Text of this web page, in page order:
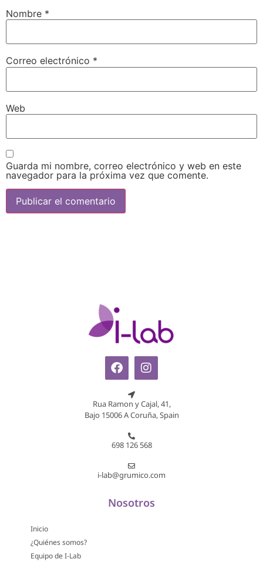
Nombre *
Correo electrónico *
Web
Guarda mi nombre, correo electrónico y web en este
navegador para la próxima vez que comente.
Rua Ramon y Cajal, 41,
Bajo 15006 A Coruña, Spain
698 126 568
i-lab@grumico.com
Nosotros
Inicio
¿Quiénes somos?
Equipo de I-Lab